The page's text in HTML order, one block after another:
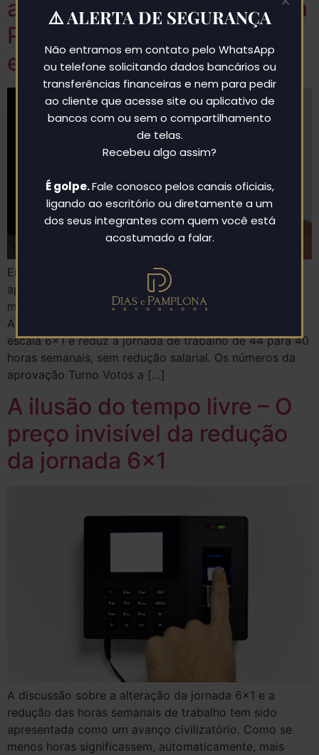
aprova por maioria maciça a
PEC que acaba com a
escala 6×1
Em uma votação histórica, a Câmara dos Deputados
aprovou, nesta quarta-feira (27), em dois turnos e por
maioria esmagadora, a PEC 221/2019 com Emenda
Aglutinativa Substitutiva Global, que acaba com a
escala 6×1 e reduz a jornada de trabalho de 44 para 40
horas semanais, sem redução salarial. Os números da
aprovação Turno Votos a […]
A ilusão do tempo livre – O
preço invisível da redução
da jornada 6×1
A discussão sobre a alteração da jornada 6×1 e a
redução das horas semanais de trabalho tem sido
apresentada como um avanço civilizatório. Como se
menos horas significassem, automaticamente, mais
⚠️ ALERTA DE SEGURANÇA
Não entramos em contato pelo WhatsApp
ou telefone solicitando dados bancários ou
transferências financeiras e nem para pedir
ao cliente que acesse site ou aplicativo de
bancos com ou sem o compartilhamento
de telas.
Recebeu algo assim?
É golpe.Fale conosco pelos canais oficiais,
ligando ao escritório ou diretamente a um
dos seus integrantes com quem você está
acostumado a falar.